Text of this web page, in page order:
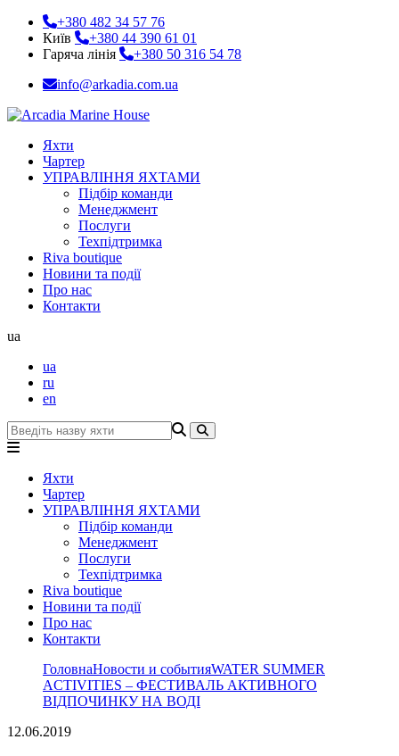
+380 482 34 57 76
Київ
+380 44 390 61 01
Гаряча лінія
+380 50 316 54 78
info@arkadia.com.ua
Яхти
Чартер
УПРАВЛІННЯ ЯХТАМИ
Підбір команди
Менеджмент
Послуги
Техпідтримка
Riva boutique
Новини та події
Про нас
Контакти
ua
ua
ru
en
Яхти
Чартер
УПРАВЛІННЯ ЯХТАМИ
Підбір команди
Менеджмент
Послуги
Техпідтримка
Riva boutique
Новини та події
Про нас
Контакти
ГоловнаНовости и событияWATER SUMMER
ACTIVITIES – ФЕСТИВАЛЬ АКТИВНОГО
ВІДПОЧИНКУ НА ВОДІ
12.06.2019